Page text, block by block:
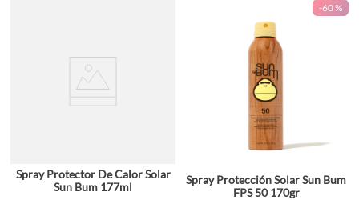
Spray Protector De Calor Solar
Sun Bum 177ml
-60 %
Spray Protección Solar Sun Bum
FPS 50 170gr